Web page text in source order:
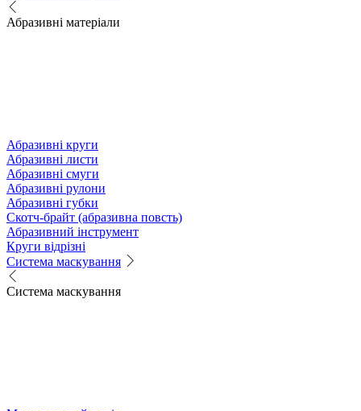
Абразивні матеріали
Абразивні круги
Абразивні листи
Абразивні смуги
Абразивні рулони
Абразивні губки
Скотч-брайт (абразивна повсть)
Абразивний інструмент
Круги відрізні
Система маскування
Система маскування